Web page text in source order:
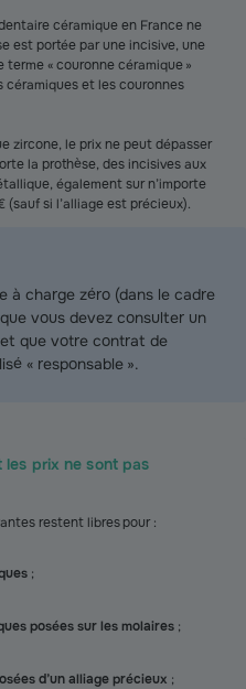
céramique en France ne
est portée par une incisive, une
« couronne céramique »
céramiques et les couronnes
zircone, le prix ne peut dépasser
la prothèse, des incisives aux
également sur n’importe
si l’alliage est précieux).
à charge zéro (dans le cadre
vous devez consulter un
que votre contrat de
« responsable ».
les prix ne sont pas
restent libres pour :
;
posées sur les molaires ;
d’un alliage précieux ;